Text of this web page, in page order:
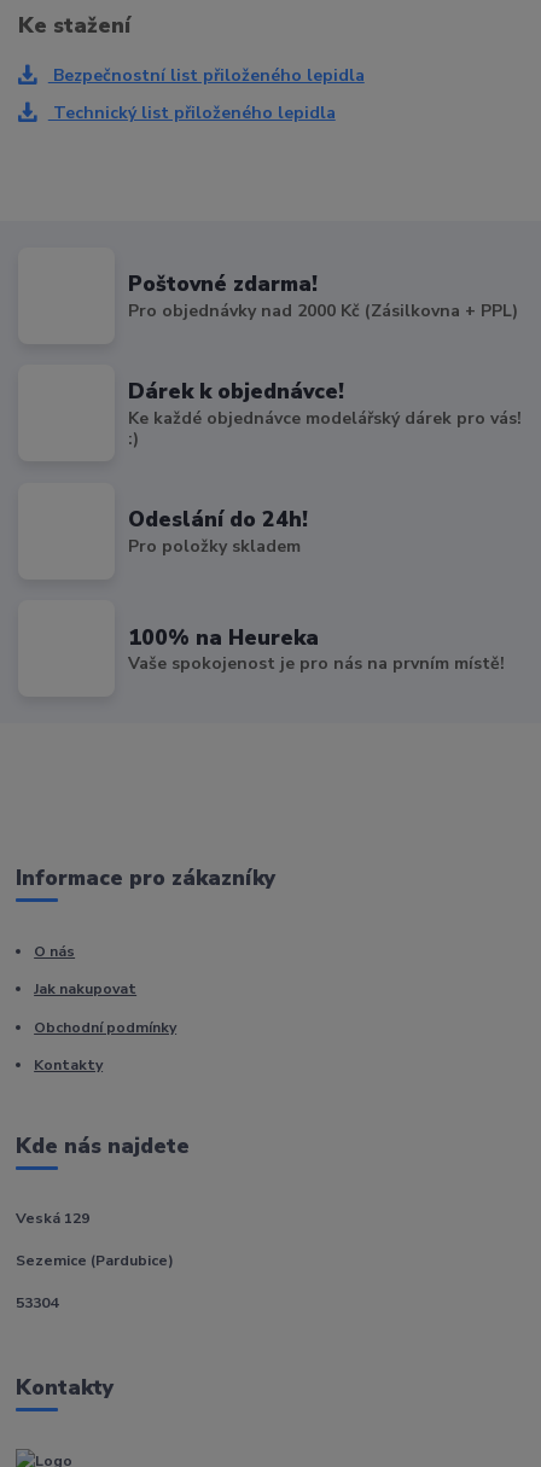
Ke stažení
Bezpečnostní list přiloženého lepidla
Technický list přiloženého lepidla
Poštovné zdarma!
Pro objednávky nad 2000 Kč (Zásilkovna + PPL)
Dárek k objednávce!
Ke každé objednávce modelářský dárek pro vás!
:)
Odeslání do 24h!
Pro položky skladem
100% na Heureka
Vaše spokojenost je pro nás na prvním místě!
Informace pro zákazníky
O nás
Jak nakupovat
Obchodní podmínky
Kontakty
Kde nás najdete
Veská 129
Sezemice (Pardubice)
53304
Kontakty